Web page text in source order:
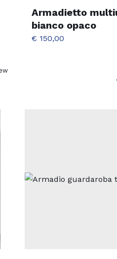
Armadietto
bianco opaco
€ 150,00